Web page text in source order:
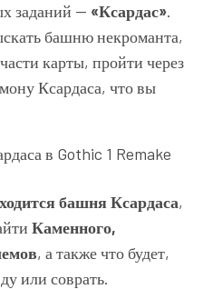
заданий — «Ксардас».
башню некроманта,
карты, пройти через
Ксардаса, что вы
башня Ксардаса,
Каменного,
, а также что будет,
или соврать.